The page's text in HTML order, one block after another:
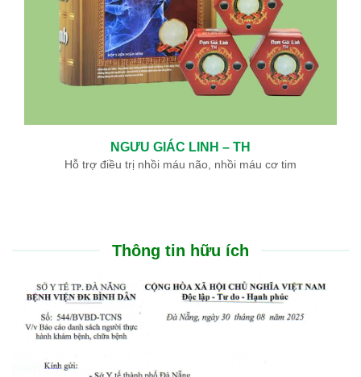
NGƯU GIÁC LINH – TH
Hỗ trợ điều trị nhồi máu não, nhồi máu cơ tim
Thông tin hữu ích